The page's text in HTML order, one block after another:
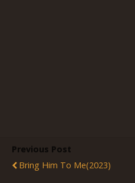
Previous Post
Bring Him To Me(2023)